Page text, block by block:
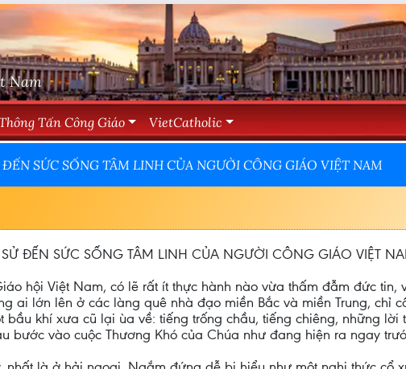
Nam
Tấn Công Giáo VietCatholic
SỨC SỐNG TÂM LINH CỦA NGƯỜI CÔNG GIÁO VIỆT NAM
ĐẾN SỨC SỐNG TÂM LINH CỦA NGƯỜI CÔNG GIÁO VIỆT
hội Việt Nam, có lẽ rất ít thực hành nào vừa thấm đẫm đức
ai lớn lên ở các làng quê nhà đạo miền Bắc và miền Trung, chỉ
bầu khí xưa cũ lại ùa về: tiếng trống chầu, tiếng chiêng, những
bước vào cuộc Thương Khó của Chúa như đang hiện ra ngay